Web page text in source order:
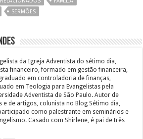
SERMÕES
da Igreja Adventista do sétimo dia,
financeiro, formado em gestão financeira,
em controladoria de finanças,
em Teologia para Evangelistas pela
Adventista de São Paulo. Autor de
e de artigos, colunista no Blog Sétimo dia,
como palestrante em seminários e
Casado com Shirlene, é pai de três